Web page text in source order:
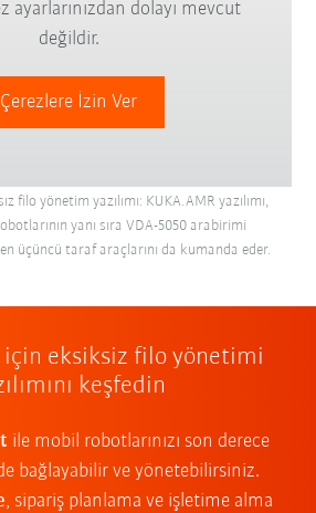
ayarlarınızdan dolayı mevcut
değildir.
Çerezlere İzin Ver
filo yönetim yazılımı: KUKA.AMR yazılımı,
yanı sıra VDA-5050 arabirimi
üçüncü taraf araçlarını da kumanda eder.
için eksiksiz filo yönetimi
keşfedin
ile mobil robotlarınızı son derece
bağlayabilir ve yönetebilirsiniz.
, sipariş planlama ve işletime alma